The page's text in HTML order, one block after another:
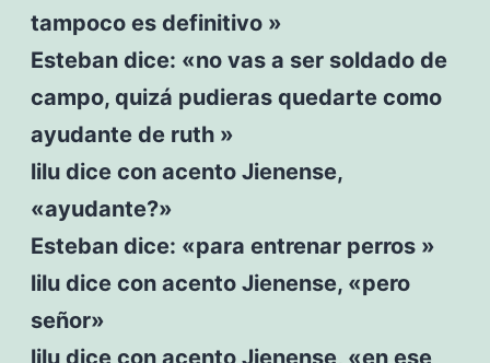
tampoco es definitivo »
Esteban dice: «no vas a ser soldado de
campo, quizá pudieras quedarte como
ayudante de ruth »
lilu dice con acento Jienense,
«ayudante?»
Esteban dice: «para entrenar perros »
lilu dice con acento Jienense, «pero
señor»
lilu dice con acento Jienense, «en ese